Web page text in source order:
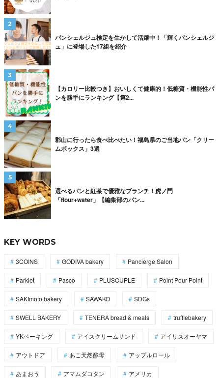
パンシェルジュ検定を生かして活躍中！「輝くパンシェルジ
ュ」に登場した17組を紹介
【カロリー比較つき】おいしくて健康的！低糖質・機能性パ
ンを勝手にランキング【第2...
郡山に行ったら食べ比べたい！福島県のご当地パン「クリー
ムボックス」3選
選べるパンと紅茶で優雅なブランチ！虎ノ門
「flour+water」【編集部のパン...
KEY WORDS
3COINS GODIVA bakery Pancierge Salon
Parklet Pasco PLUSOUPLE Point Pour Point
SAKImoto bakery SAWAKO SDGs
SWELL BAKERY TENERA bread & meals trufflebakery
YKベーキング アイスクリームサンド アイリスオーヤマ
アウトドア あこ天然酵母 アップルロール
あまおう アマムダコタン アメリカ